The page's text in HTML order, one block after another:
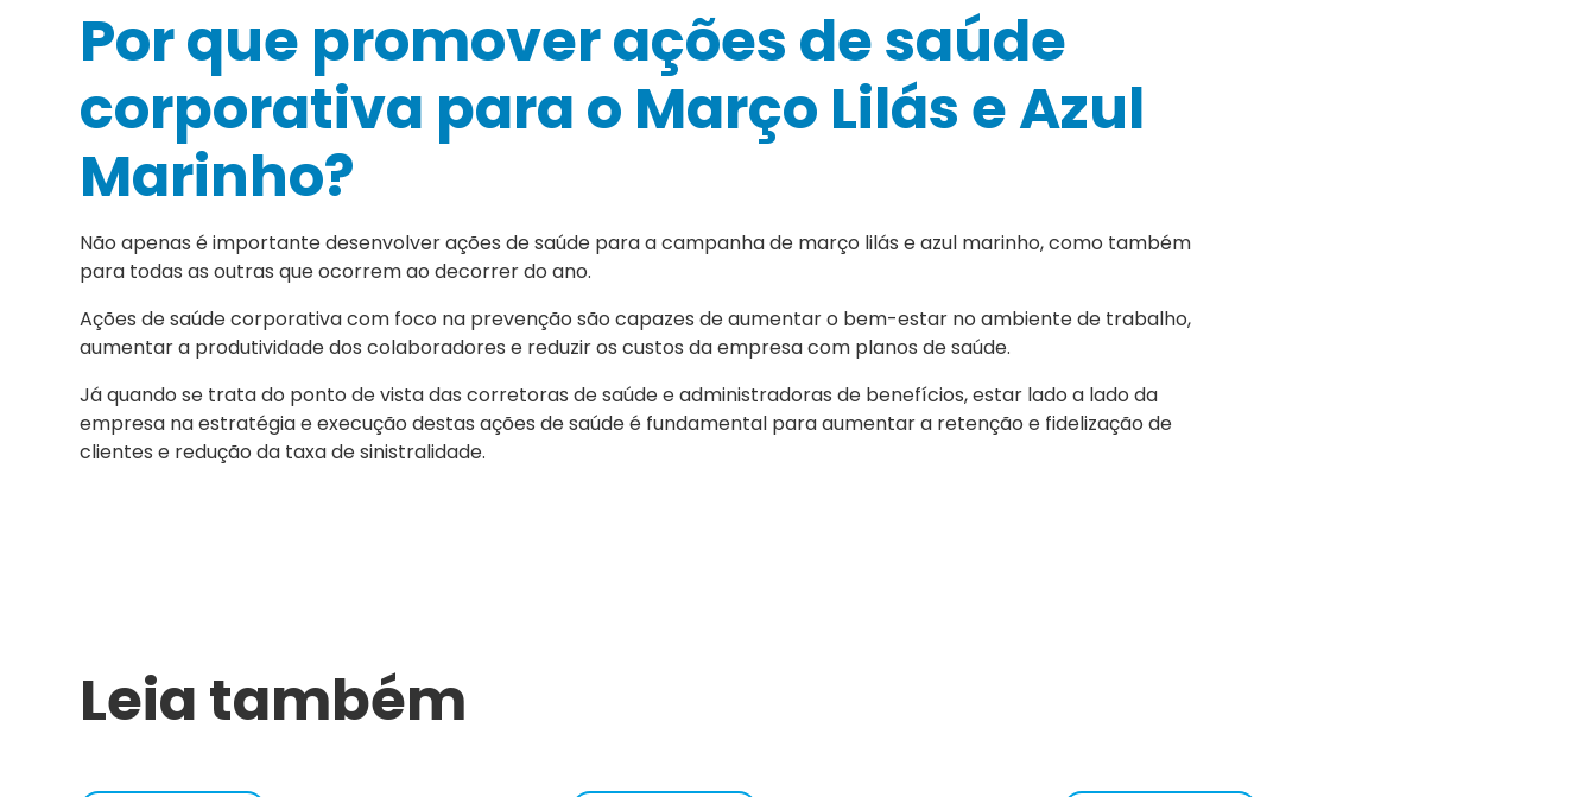
Por que promover ações de saúde
corporativa para o Março Lilás e Azul
Marinho?
Não apenas é importante desenvolver ações de saúde para a campanha de março lilás e azul marinho, como também
para todas as outras que ocorrem ao decorrer do ano.
Ações de saúde corporativa com foco na prevenção são capazes de aumentar o bem-estar no ambiente de trabalho,
aumentar a produtividade dos colaboradores e reduzir os custos da empresa com planos de saúde.
Já quando se trata do ponto de vista das corretoras de saúde e administradoras de benefícios, estar lado a lado da
empresa na estratégia e execução destas ações de saúde é fundamental para aumentar a retenção e fidelização de
clientes e redução da taxa de sinistralidade.
Leia também